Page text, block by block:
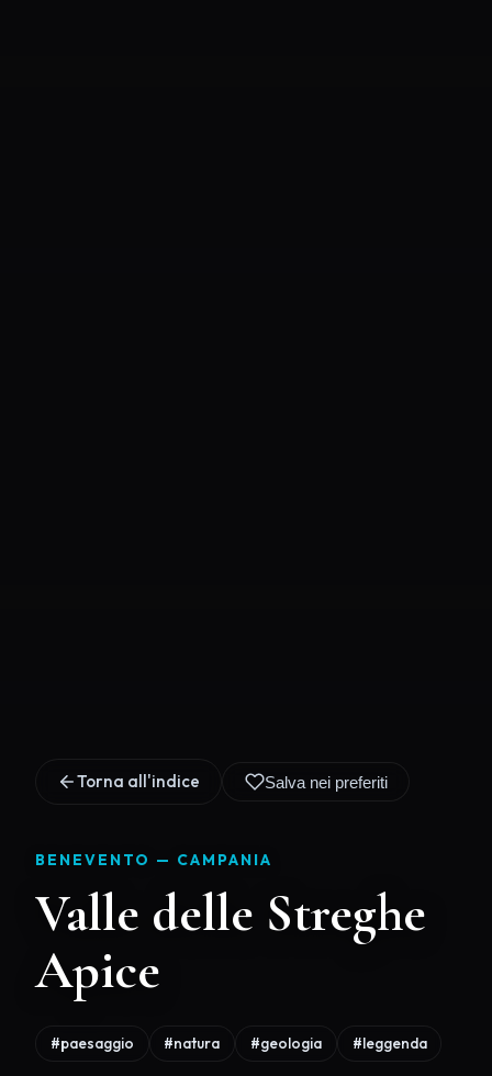
Torna all'indice Salva nei preferiti
BENEVENTO — CAMPANIA
Valle delle Streghe
Apice
#paesaggio #natura #geologia #leggenda